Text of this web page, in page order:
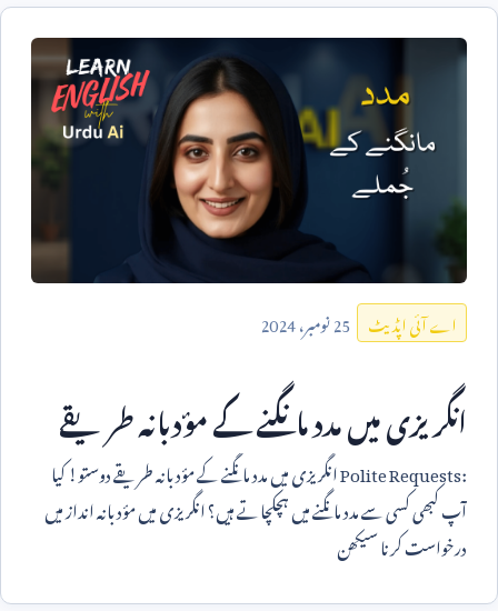
اے آئی اپڈیٹ 25نومبر،2024
انگریزی میں مدد مانگنے کے مؤدبانہ طریقے
Polite Requests:انگریزی میں مدد مانگنے کے مؤدبانہ طریقے دوستو! کیا
آپ کبھی کسی سے مدد مانگنے میں ہچکچاتے ہیں؟ انگریزی میں مؤدبانہ انداز میں
درخواست کرنا سیکھن